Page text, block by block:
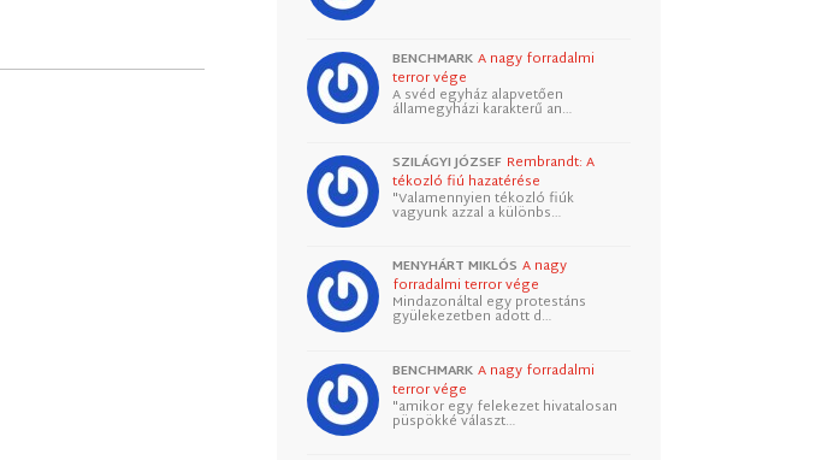
BENCHMARK A nagy forradalmi
terror vége
A svéd egyház alapvetően
államegyházi karakterű an…
SZILÁGYI JÓZSEF Rembrandt: A
tékozló fiú hazatérése
"Valamennyien tékozló fiúk
vagyunk azzal a különbs…
MENYHÁRT MIKLÓS A nagy
forradalmi terror vége
Mindazonáltal egy protestáns
gyülekezetben adott d…
BENCHMARK A nagy forradalmi
terror vége
"amikor egy felekezet hivatalosan
püspökké választ…